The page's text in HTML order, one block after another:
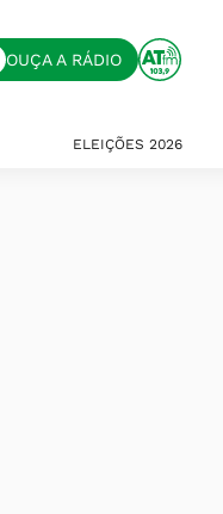
OUÇA A RÁDIO
ELEIÇÕES 2026